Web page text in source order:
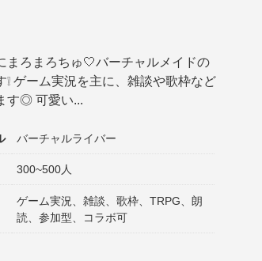
まろまろちゅ🤍バーチャルメイドの
❕ ゲーム実況を主に、雑談や歌枠など
す◎ 可愛い...
バーチャルライバー
300~500人
ゲーム実況、雑談、歌枠、TRPG、朗
読、参加型、コラボ可